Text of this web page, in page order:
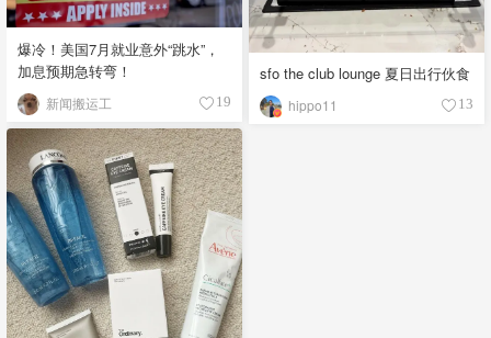
sfo the club lounge 夏日出行伙食
hippo11 13
爆冷！美国7月就业意外“跳水”，
加息预期急转弯！
新闻搬运工 19